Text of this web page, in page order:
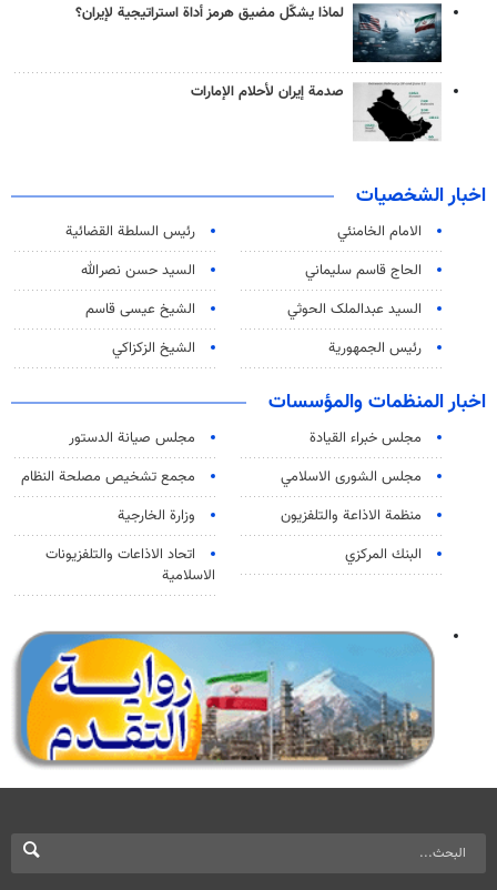
لماذا يشكّل مضيق هرمز أداة استراتيجية لإيران؟
صدمة إيران لأحلام الإمارات
اخبار الشخصيات
الامام الخامنئي
رئیس السلطة القضائیة
الحاج قاسم سليماني
السيد حسن نصرالله
السید عبدالملک الحوثي
الشيخ عيسى قاسم
رئيس الجمهورية
الشيخ الزكزاكي
اخبار المنظمات والمؤسسات
مجلس خبراء القيادة
مجلس صيانة الدستور
مجلس الشورى الاسلامي
مجمع تشخيص مصلحة النظام
منظمة الاذاعة والتلفزیون
وزارة الخارجية
البنك المركزي
اتحاد الاذاعات والتلفزيونات
الاسلامية